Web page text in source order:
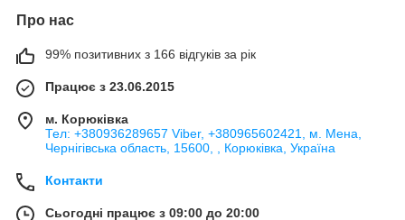
Про нас
99% позитивних з 166 відгуків за рік
Працює з 23.06.2015
м. Корюківка
Тел: +380936289657 Viber, +380965602421, м. Мена,
Чернігівська область, 15600, , Корюківка, Україна
Контакти
Сьогодні працює з 09:00 до 20:00